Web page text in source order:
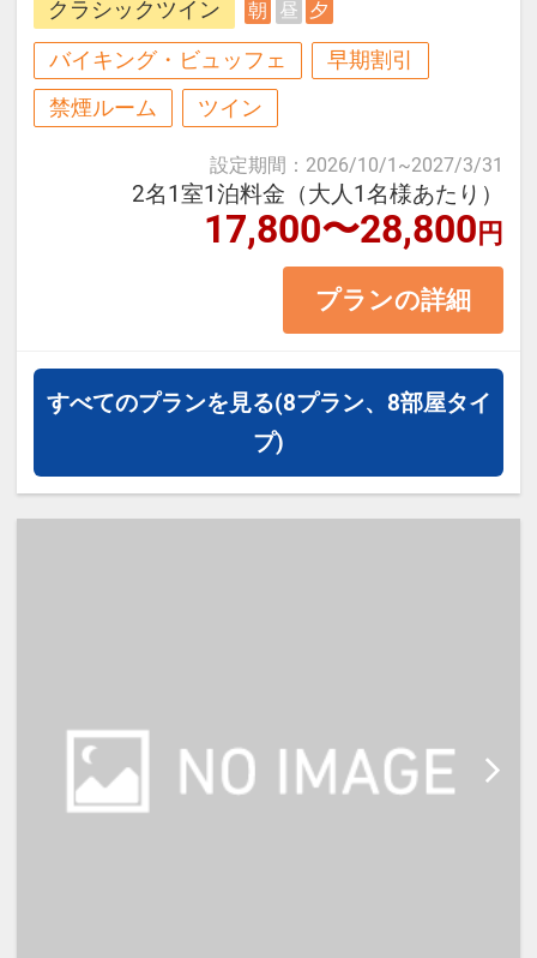
に佇むシティーリゾートホテル。
空気に触れると茶褐色に変色する露
天温泉岩風呂「長浜太閤温泉」や大
夕陽百選にも選ばれた琵琶湖の絶景
を眺める癒やしの旅をお楽しみくだ
＜お部屋タイプ＞レイクビュー ク
ラシックツイン 36平米 バス・ト
イレ付
正ベッド幅120cm×2台
※3名以上で1室にご宿泊の場合は正
寝」について】
※添い寝幼児(0歳～3歳)の施設利用
料：無料
クラシックツイン 朝 昼 夕
バイキング・ビュッフェ
早期割引
禁煙ルーム
ツイン
設定期間 ： 2026/10/1 ~2027/3/31
2名1室1泊料金（大人1名様あたり）
17,800〜28,800円
プランの詳細
すべてのプランを見る(8プラン、8部屋タイ
プ)